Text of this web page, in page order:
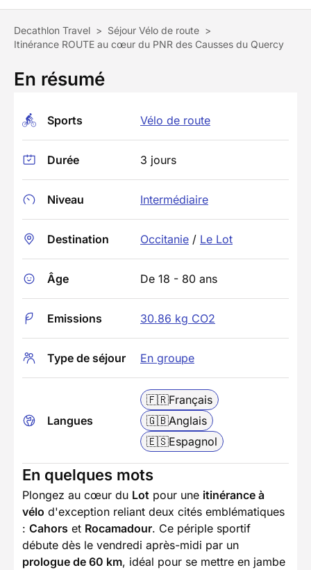
Decathlon Travel > Séjour Vélo de route >
Itinérance ROUTE au cœur du PNR des Causses du Quercy
En résumé
Sports Vélo de route
Durée 3 jours
Niveau Intermédiaire
Destination Occitanie / Le Lot
Âge De 18 - 80 ans
Emissions 30.86 kg CO2
Type de séjour En groupe
Langues
🇫🇷Français
🇬🇧Anglais
🇪🇸Espagnol
En quelques mots
Plongez au cœur du Lot pour une itinérance à
vélo d'exception reliant deux cités emblématiques
: Cahors et Rocamadour. Ce périple sportif
débute dès le vendredi après-midi par un
prologue de 60 km, idéal pour se mettre en jambe